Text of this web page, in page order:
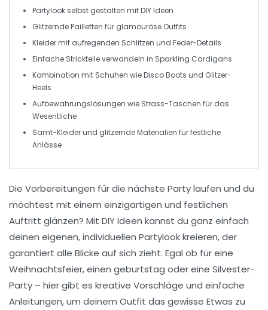
Partylook selbst gestalten mitDIY Ideen
GlitzerndePailletten für glamouröse Outfits
Kleidermit aufregenden Schlitzen und Feder-Details
Einfache Strickteileverwandeln in Sparkling Cardigans
Kombination mit Schuhen wieDisco Boots und Glitzer-
Heels
Aufbewahrungslösungen wie Strass-Taschen für das
Wesentliche
Samt-Kleider und glitzernde Materialien für festliche
Anlässe
Die Vorbereitungen für die nächste Party laufen und du
möchtest mit einem einzigartigen und festlichen
Auftritt glänzen? Mit DIY Ideen kannst du ganz einfach
deinen eigenen, individuellen Partylook kreieren, der
garantiert alle Blicke auf sich zieht. Egal ob für eine
Weihnachtsfeier, einen geburtstag oder eine Silvester-
Party – hier gibt es kreative Vorschläge und einfache
Anleitungen, um deinem Outfit das gewisse Etwas zu